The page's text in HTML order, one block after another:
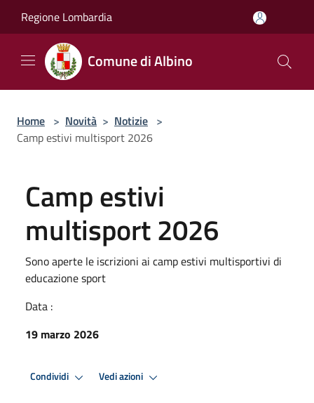
Regione Lombardia
Comune di Albino
Home > Novità > Notizie >
Camp estivi multisport 2026
Camp estivi
multisport 2026
Sono aperte le iscrizioni ai camp estivi multisportivi di
educazione sport
Data :
19 marzo 2026
Condividi Vedi azioni